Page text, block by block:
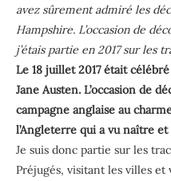
avez sûrement admiré les
Hampshire. L’occasion de
j’étais partie en 2017 sur les
Le 18 juillet 2017 était
Jane Austen. L’occasion de
campagne anglaise au
l’Angleterre qui a vu naître
Je suis donc partie sur les
Préjugés, visitant les villes et